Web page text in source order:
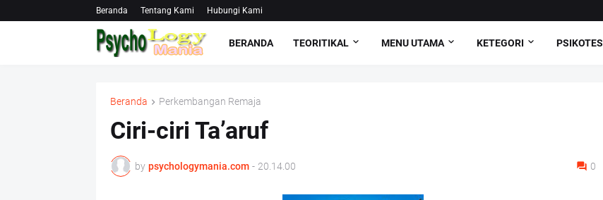
Beranda Tentang Kami Hubungi Kami
BERANDA TEORITIKAL MENU UTAMA KETEGORI PSIKOTES
Beranda Perkembangan Remaja
Ciri-ciri Ta’aruf
by psychologymania.com - 20.14.00 0